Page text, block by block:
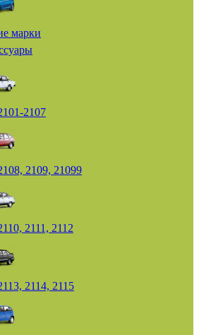
марки
2107
2109, 21099
2111, 2112
2114, 2115